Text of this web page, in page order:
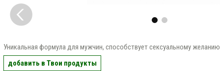
Уникальная формула для мужчин, способствует сексуальному
добавить в Твои продукты